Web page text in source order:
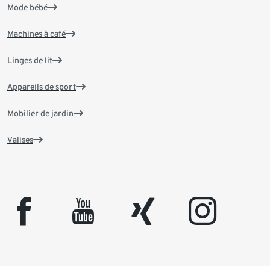
Mode bébé
Machines à café
Linges de lit
Appareils de sport
Mobilier de jardin
Valises
facebook youtube xing instagram